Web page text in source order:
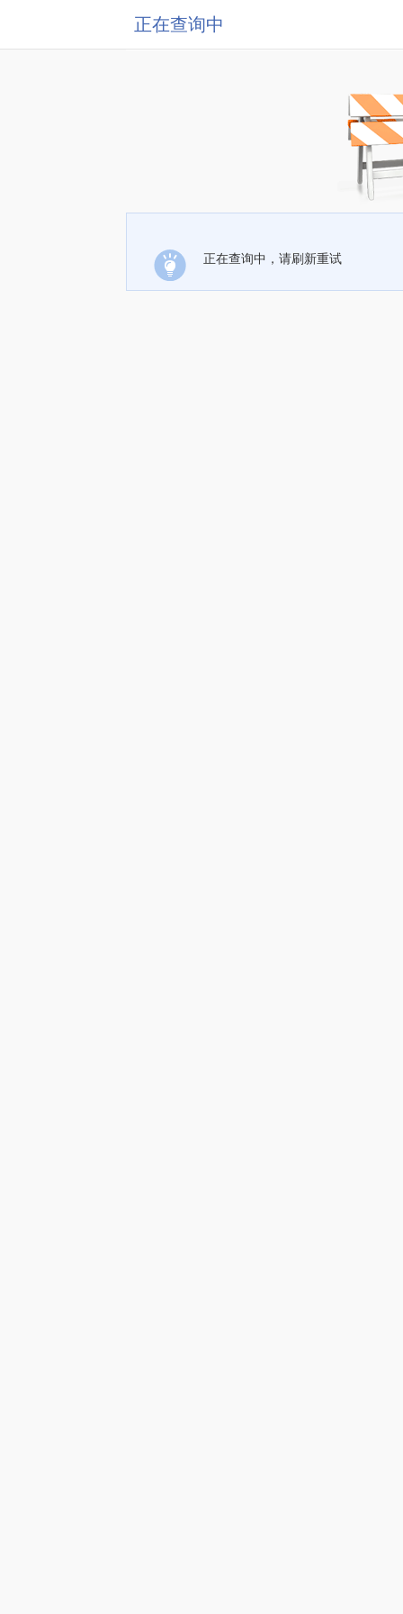
正在查询中
正在查询中，请刷新重试